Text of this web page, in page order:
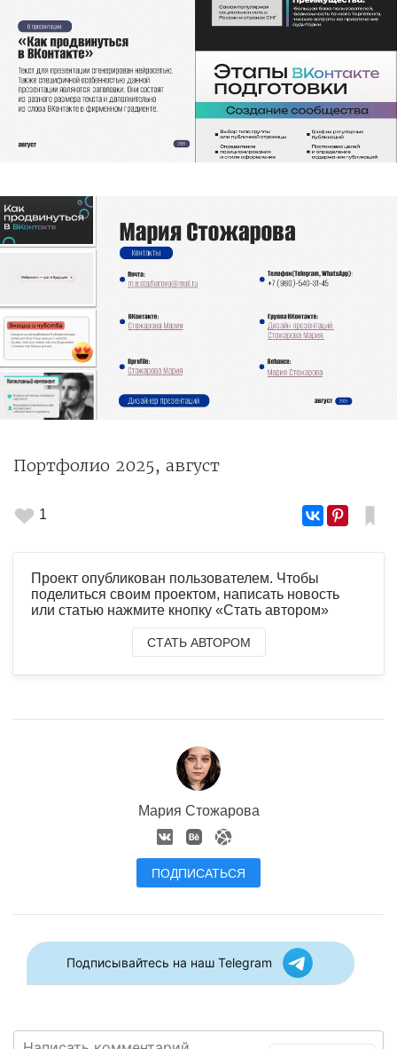
Портфолио 2025, август
1
Проект опубликован пользователем. Чтобы
поделиться своим проектом, написать новость
или статью нажмите кнопку «Стать автором»
СТАТЬ АВТОРОМ
Мария Стожарова
ПОДПИСАТЬСЯ
Подписывайтесь на наш Telegram